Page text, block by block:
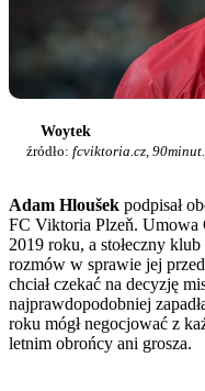
Woytek
źródło: fcviktoria.cz,
Adam Hloušek podpisał
FC Viktoria Plzeň. Umowa
2019 roku, a stołeczny
rozmów w sprawie jej
chciał czekać na decyzję
najprawdopodobniej
roku mógł negocjować z
letnim obrońcy ani grosza.